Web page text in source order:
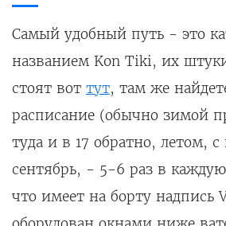
Самый удобный путь - это
названием Kon Tiki, их
стоят вот тут, там же
расписание (обычно зимой
туда и в 17 обратно, летом,
сентябрь, - 5-6 раз в
что имеет на борту надпись